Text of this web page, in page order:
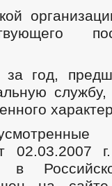
год,
в